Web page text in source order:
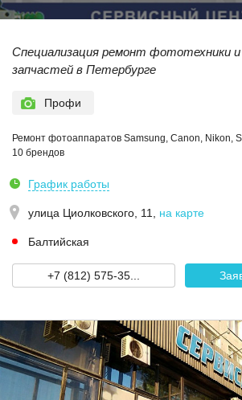
Специализация ремонт фототехники и
запчастей в Петербурге
Профи
Ремонт фотоаппаратов Samsung, Canon, Nikon,
10 брендов
График работы
улица Циолковского, 11 на карте
Балтийская
+7 (812) 575-35...